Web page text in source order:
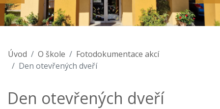
Úvod O škole
Fotodokumentace akcí
Den otevřených dveří
Den otevřených dveří